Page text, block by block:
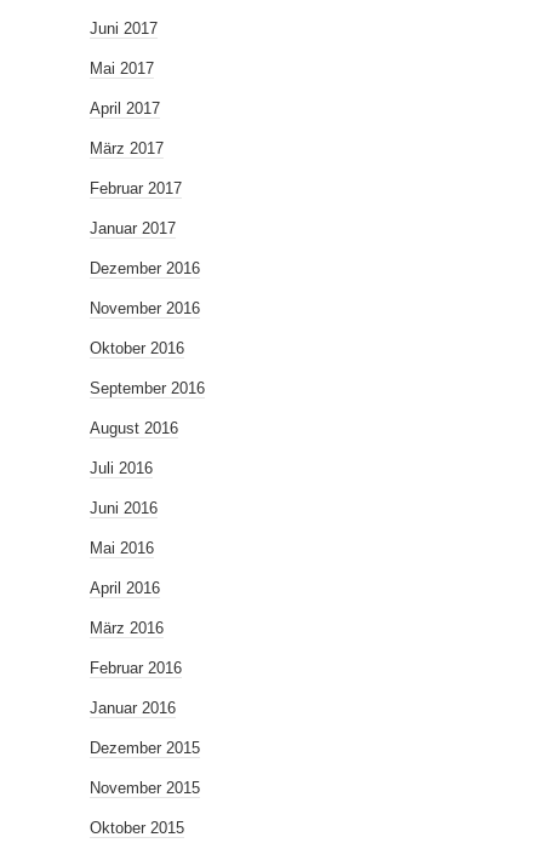
Juni 2017
Mai 2017
April 2017
März 2017
Februar 2017
Januar 2017
Dezember 2016
November 2016
Oktober 2016
September 2016
August 2016
Juli 2016
Juni 2016
Mai 2016
April 2016
März 2016
Februar 2016
Januar 2016
Dezember 2015
November 2015
Oktober 2015